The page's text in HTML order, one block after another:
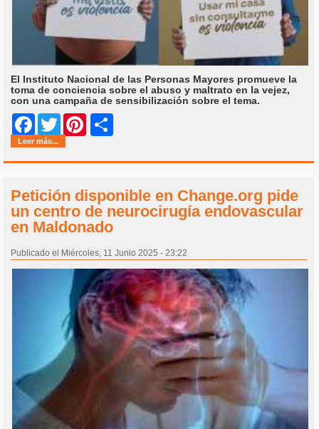
El Instituto Nacional de las Personas Mayores promueve la
toma de conciencia sobre el abuso y maltrato en la vejez,
con una campaña de sensibilización sobre el tema.
Facebook
Twitter Pinterest
Leer más...
Petición disponible en Change.org pide
un centro de neurocirugía endovascular
en Maldonado
Publicado el Miércoles, 11 Junio 2025 - 23:22